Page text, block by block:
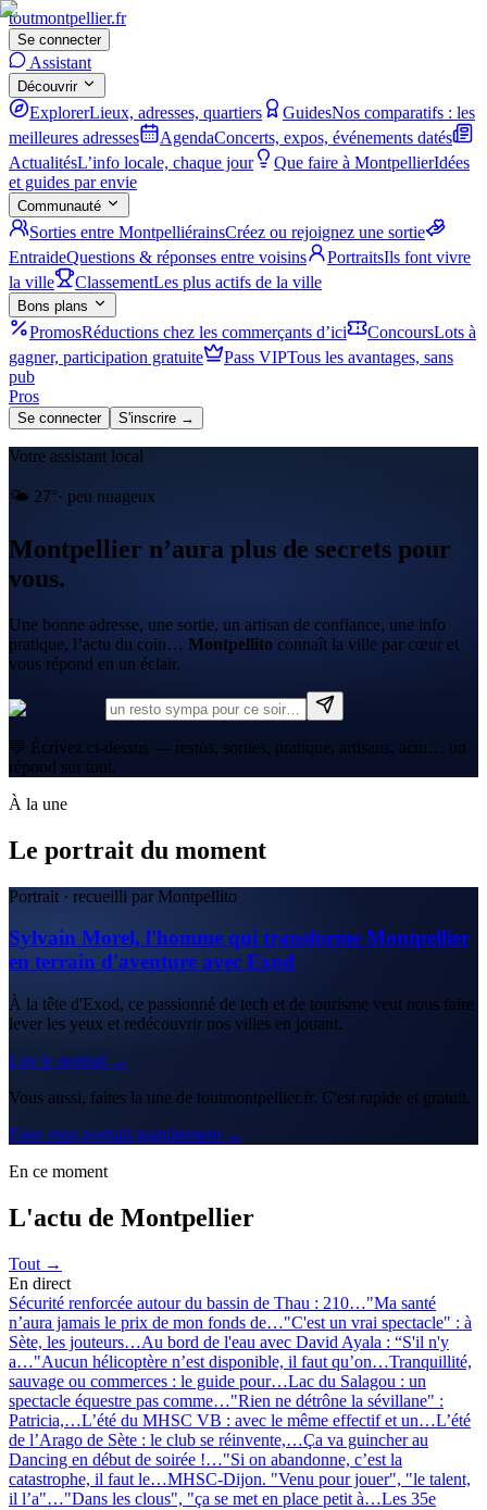
toutmontpellier.fr
Se connecter
Assistant
Découvrir
ExplorerLieux, adresses, quartiers GuidesNos comparatifs : les
meilleures adresses
AgendaConcerts, expos, événements datés
ActualitésL’info locale, chaque jour Que faire à MontpellierIdées
et guides par envie
Communauté
Sorties entre MontpelliérainsCréez ou rejoignez une sortie
EntraideQuestions & réponses entre voisins PortraitsIls font vivre
la ville
ClassementLes plus actifs de la ville
Bons plans
PromosRéductions chez les commerçants d’ici ConcoursLots à
gagner, participation gratuite
Pass VIPTous les avantages, sans
pub
Pros
Se connecter S'inscrire →
Votre assistant local
🌤️ 27°· peu nuageux
Montpellier n’aura plus de secrets pour
vous.
Une bonne adresse, une sortie, un artisan de confiance, une info
pratique, l’actu du coin… Montpellito connaît la ville par cœur et
vous répond en un éclair.
💬 Écrivez ci-dessus — restos, sorties, pratique, artisans, actu… on
répond sur tout.
À la une
Le portrait du moment
Portrait · recueilli par Montpellito
Sylvain Morel, l'homme qui transforme Montpellier
en terrain d'aventure avec Exod
À la tête d'Exod, ce passionné de tech et de tourisme veut nous faire
lever les yeux et redécouvrir nos villes en jouant.
Lire le portrait →
Vous aussi, faites la une de toutmontpellier.fr. C'est rapide et gratuit.
Faire mon portrait gratuitement →
En ce moment
L'actu de Montpellier
Tout →
En direct
Sécurité renforcée autour du bassin de Thau : 210…"Ma santé
n’aura jamais le prix de mon fonds de…"C'est un vrai spectacle" : à
Sète, les jouteurs…Au bord de l'eau avec David Ayala : “S'il n'y
a…"Aucun hélicoptère n’est disponible, il faut qu’on…Tranquillité,
sauvage ou commerces : le guide pour…Lac du Salagou : un
spectacle équestre pas comme…"Rien ne détrône la sévillane" :
Patricia,…L’été du MHSC VB : avec le même effectif et un…L’été
de l’Arago de Sète : le club se réinvente,…Ça va guincher au
Dancing en début de soirée !…"Si on abandonne, c’est la
catastrophe, il faut le…MHSC-Dijon. "Venu pour jouer", "le talent,
il l’a"…"Dans les clous", "ça se met en place petit à…Les 35e